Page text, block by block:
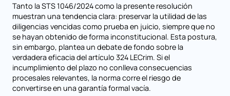
Tanto la STS 1046/2024 como la presente resolución
muestran una tendencia clara: preservar la utilidad de las
diligencias vencidas como prueba en juicio, siempre que no
se hayan obtenido de forma inconstitucional. Esta postura,
sin embargo, plantea un debate de fondo sobre la
verdadera eficacia del artículo 324 LECrim. Si el
incumplimiento del plazo no conlleva consecuencias
procesales relevantes, la norma corre el riesgo de
convertirse en una garantía formal vacía.